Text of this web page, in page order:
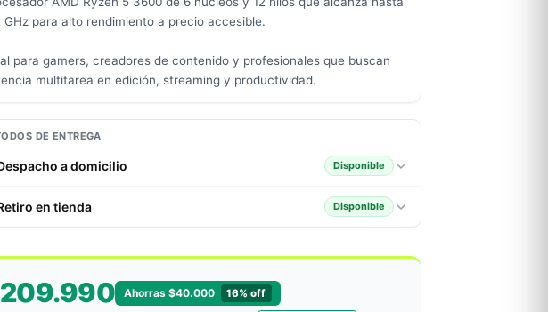
GHz para alto rendimiento a precio accesible.
para gamers, creadores de contenido y profesionales que buscan
multitarea en edición, streaming y productividad.
DE ENTREGA
a domicilio Disponible
en tienda Disponible
Ahorras $40.000 16% off